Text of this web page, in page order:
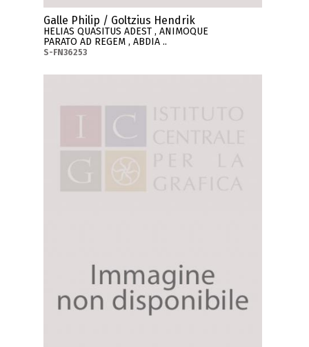
Galle Philip / Goltzius Hendrik
HELIAS QUASITUS ADEST , ANIMOQUE
PARATO AD REGEM , ABDIA ..
S-FN36253